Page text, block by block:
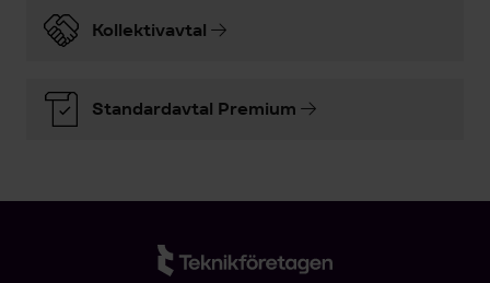
Kollektivavtal
Standardavtal Premium